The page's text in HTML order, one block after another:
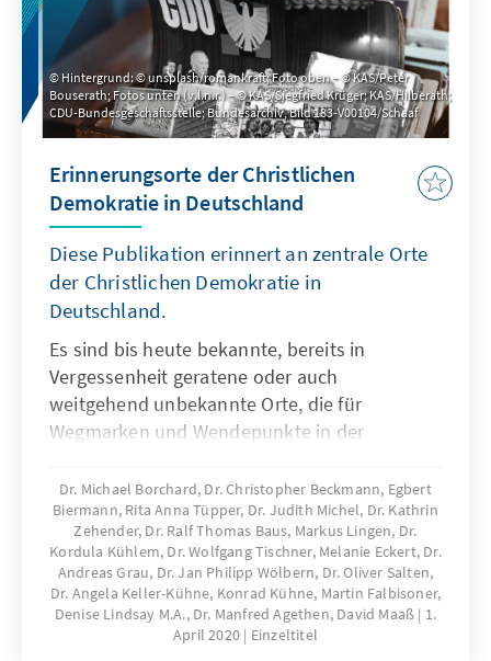
Hintergrund: © unsplash/romankraft; Foto oben – © KAS/Peter
Bouserath; Fotos unten (v.l.n.r.) – © KAS/Siegfried Krüger; KAS/Hilberath;
CDU-Bundesgeschäftsstelle; Bundesarchiv, Bild 183-V00104/Schaaf
Erinnerungsorte der Christlichen
Demokratie in Deutschland
Diese Publikation erinnert an zentrale Orte
der Christlichen Demokratie in
Deutschland.
Es sind bis heute bekannte, bereits in
Vergessenheit geratene oder auch
weitgehend unbekannte Orte, die für
Wegmarken und Wendepunkte in der
dem historischen Ereignis werden die
einzelnen Erinnerungsorte in ihrer Bedeutung
für die Parteigeschichte vorgestellt.
Dr. Michael Borchard, Dr. Christopher Beckmann, Egbert
Biermann, Rita Anna Tüpper, Dr. Judith Michel, Dr. Kathrin
Zehender, Dr. Ralf Thomas Baus, Markus Lingen, Dr.
Kordula Kühlem, Dr. Wolfgang Tischner, Melanie Eckert, Dr.
Andreas Grau, Dr. Jan Philipp Wölbern, Dr. Oliver Salten,
Dr. Angela Keller-Kühne, Konrad Kühne, Martin Falbisoner,
Denise Lindsay M.A., Dr. Manfred Agethen, David Maaß
1.
April 2020
Einzeltitel